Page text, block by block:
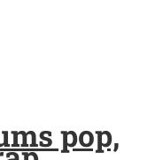
pop,